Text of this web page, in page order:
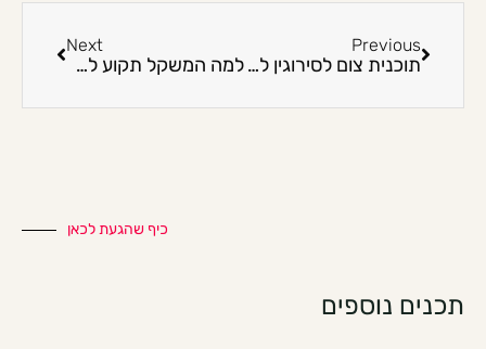
Previous
תוכנית צום לסירוגין לנשים: בלי הבטחות ובלי דיאטת כאסח
Next
למה המשקל תקוע למרות דיאטה: בלי הבטחות ובלי דיאטת כאסח
כיף שהגעת לכאן
תכנים נוספים